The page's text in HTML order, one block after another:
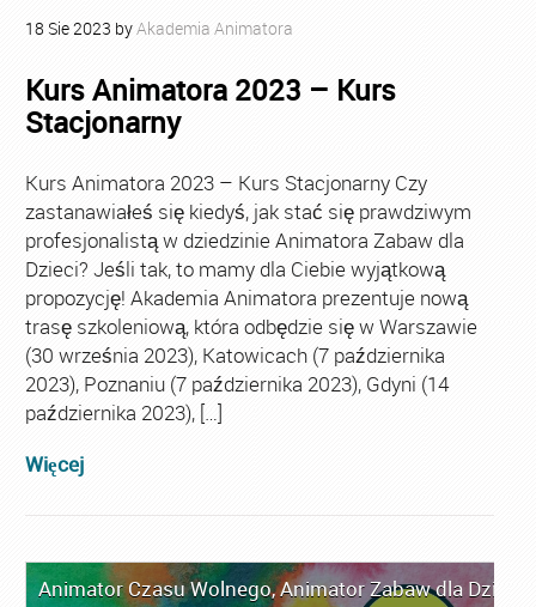
18 Sie2023 byAkademia Animatora
Kurs Animatora 2023 – Kurs
Stacjonarny
Kurs Animatora 2023 – Kurs Stacjonarny Czy
zastanawiałeś się kiedyś, jak stać się prawdziwym
profesjonalistą w dziedzinie Animatora Zabaw dla
Dzieci? Jeśli tak, to mamy dla Ciebie wyjątkową
propozycję! Akademia Animatora prezentuje nową
trasę szkoleniową, która odbędzie się w Warszawie
(30 września 2023), Katowicach (7 października
2023), Poznaniu (7 października 2023), Gdyni (14
października 2023), […]
Więcej
Animator Czasu Wolnego,Animator Zabaw dla Dzieci